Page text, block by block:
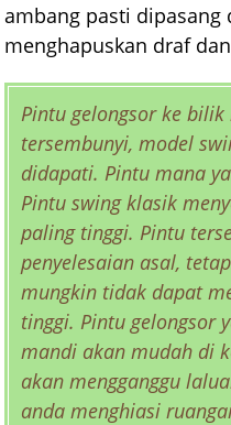
ambang pasti dipasang
menghapuskan draf
Pintu gelongsor ke
tersembunyi, model
didapati. Pintu mana
Pintu swing klasik
paling tinggi. Pintu
penyelesaian asal,
mungkin tidak dapat
tinggi. Pintu gelongsor
mandi akan mudah di
akan mengganggu
anda menghiasi